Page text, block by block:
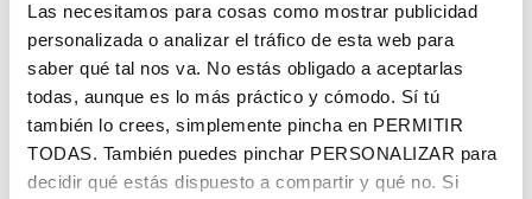
Las necesitamos para cosas como mostrar publicidad
personalizada o analizar el tráfico de esta web para
saber qué tal nos va. No estás obligado a aceptarlas
todas, aunque es lo más práctico y cómodo. Sí tú
también lo crees, simplemente pincha en PERMITIR
TODAS. También puedes pinchar PERSONALIZAR para
decidir qué estás dispuesto a compartir y qué no. Si
SUSCRÍBETE A LO QUE TE INTERESA
EN FUNDACIÓN VITAL Y RECÍBELO EN
TU EMAIL GRATIS